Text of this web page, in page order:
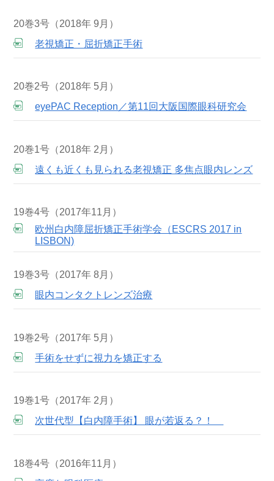
20巻3号（2018年 9月）
老視矯正・屈折矯正手術
20巻2号（2018年 5月）
eyePAC Reception／第11回大阪国際眼科研究会
20巻1号（2018年 2月）
遠くも近くも見られる老視矯正 多焦点眼内レンズ
19巻4号（2017年11月）
欧州白内障屈折矯正手術学会（ESCRS 2017 in
LISBON)
19巻3号（2017年 8月）
眼内コンタクトレンズ治療
19巻2号（2017年 5月）
手術をせずに視力を矯正する
19巻1号（2017年 2月）
次世代型【白内障手術】 眼が若返る？！
18巻4号（2016年11月）